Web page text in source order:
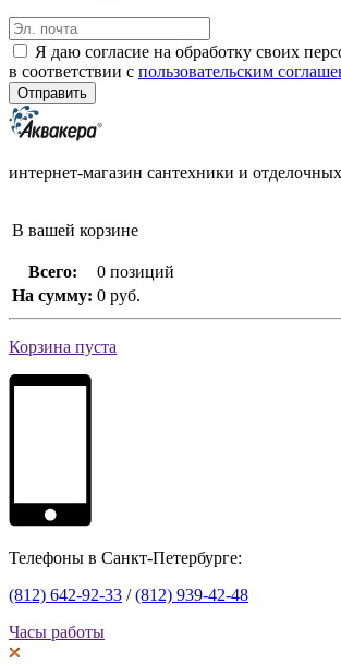
Я даю согласие на обработку своих
в соответствии с пользовательским
интернет-магазин сантехники и
В вашей корзине
Всего:
0 позиций
На сумму: 0 руб.
Корзина пуста
Телефоны в Санкт-Петербурге:
(812) 642-92-33 /(812) 939-42-48
Часы работы